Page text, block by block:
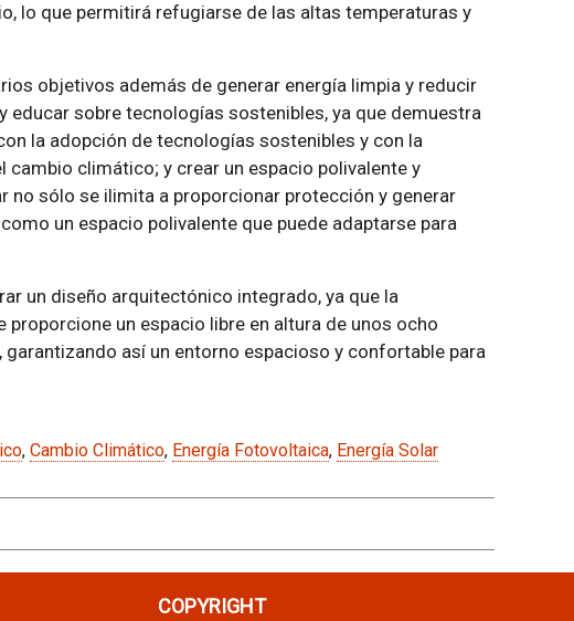
lo que permitirá refugiarse de las altas temperaturas y
objetivos además de generar energía limpia y reducir
educar sobre tecnologías sostenibles, ya que demuestra
la adopción de tecnologías sostenibles y con la
climático; y crear un espacio polivalente y
no sólo se ilimita a proporcionar protección y generar
un espacio polivalente que puede adaptarse para
un diseño arquitectónico integrado, ya que la
un espacio libre en altura de unos ocho
así un entorno espacioso y confortable para
, Cambio Climático, Energía Fotovoltaica, Energía Solar
COPYRIGHT